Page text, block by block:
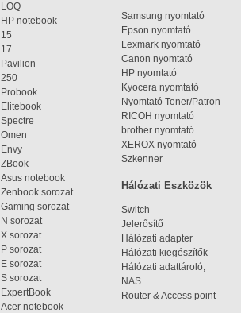
LOQ
HP notebook
15
17
Pavilion
250
Probook
Elitebook
Spectre
Omen
Envy
ZBook
Asus notebook
Zenbook sorozat
Gaming sorozat
N sorozat
X sorozat
P sorozat
E sorozat
S sorozat
ExpertBook
Acer notebook
Samsung nyomtató
Epson nyomtató
Lexmark nyomtató
Canon nyomtató
HP nyomtató
Kyocera nyomtató
Nyomtató Toner/Patron
RICOH nyomtató
brother nyomtató
XEROX nyomtató
Szkenner
Hálózati Eszközök
Switch
Jelerősítő
Hálózati adapter
Hálózati kiegészítők
Hálózati adattároló,
NAS
Router & Access point